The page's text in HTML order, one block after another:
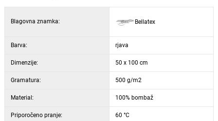
Blagovna znamka: Bellatex
Barva: rjava
Dimenzije: 50 x 100 cm
Gramatura: 500 g/m2
Material: 100% bombaž
Priporočeno pranje: 60 °C